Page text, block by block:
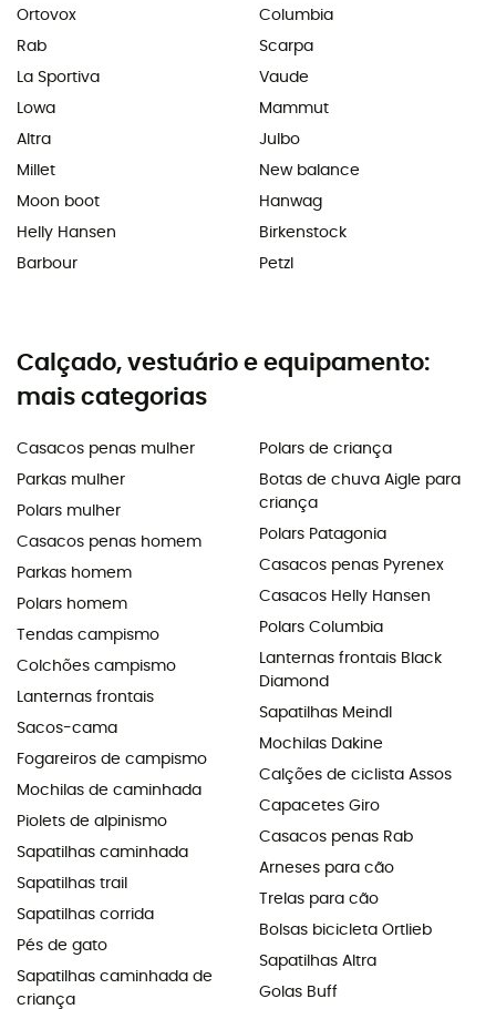
Ortovox
Rab
La Sportiva
Lowa
Altra
Millet
Moon boot
Helly Hansen
Barbour
Columbia
Scarpa
Vaude
Mammut
Julbo
New balance
Hanwag
Birkenstock
Petzl
Calçado, vestuário e equipamento:
mais categorias
Casacos penas mulher
Parkas mulher
Polars mulher
Casacos penas homem
Parkas homem
Polars homem
Tendas campismo
Colchões campismo
Lanternas frontais
Sacos-cama
Fogareiros de campismo
Mochilas de caminhada
Piolets de alpinismo
Sapatilhas caminhada
Sapatilhas trail
Sapatilhas corrida
Pés de gato
Sapatilhas caminhada de
criança
Polars de criança
Botas de chuva Aigle para
criança
Polars Patagonia
Casacos penas Pyrenex
Casacos Helly Hansen
Polars Columbia
Lanternas frontais Black
Diamond
Sapatilhas Meindl
Mochilas Dakine
Calções de ciclista Assos
Capacetes Giro
Casacos penas Rab
Arneses para cão
Trelas para cão
Bolsas bicicleta Ortlieb
Sapatilhas Altra
Golas Buff